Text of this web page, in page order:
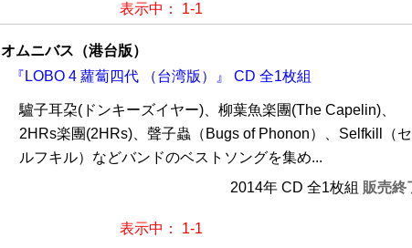
表示中： 1-1
オムニバス（港台版）
『LOBO 4 蘿蔔四代 （台湾版）』 CD 全1枚組
驢子耳朶(ドンキーズイヤー)、柳葉魚楽團(The Capelin)、
2HRs楽團(2HRs)、聲子蟲（Bugs of Phonon）、Selfkill（セ
ルフキル）などバンドのベストソングを集め...
2014年 CD 全1枚組 販売終
表示中： 1-1